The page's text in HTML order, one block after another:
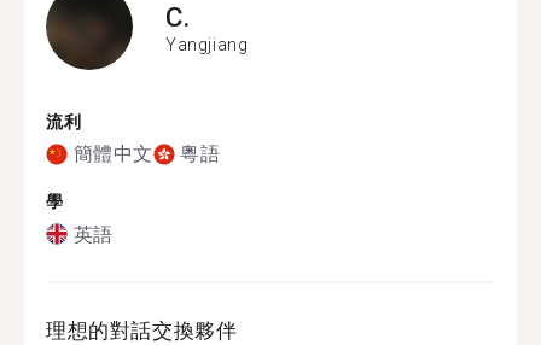
C.
Yangjiang
流利
簡體中文 粵語
學
英語
理想的對話交換夥伴